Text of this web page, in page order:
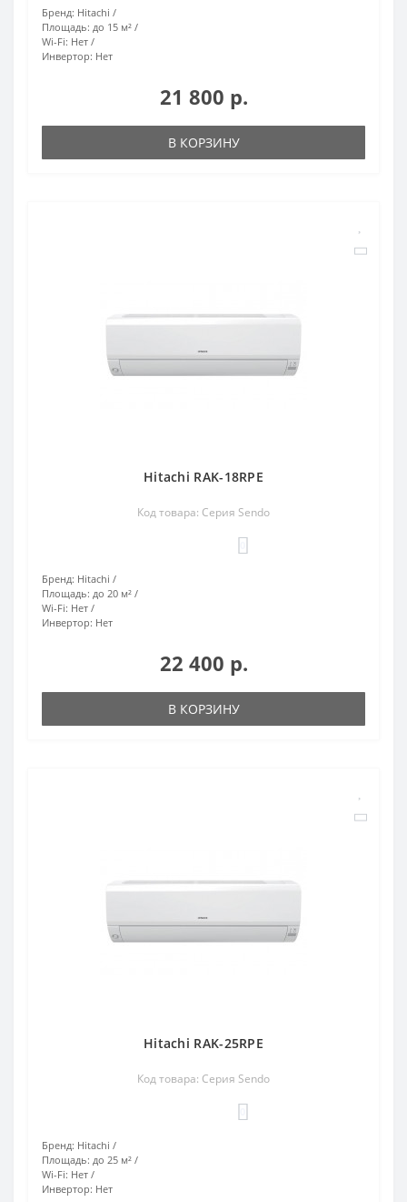
Бренд: Hitachi
Площадь: до 15 м²
Wi-Fi: Нет
Инвертор: Нет
21 800 р.
В КОРЗИНУ
Hitachi RAK-18RPE
Код товара: Серия Sendo
Бренд: Hitachi
Площадь: до 20 м²
Wi-Fi: Нет
Инвертор: Нет
22 400 р.
В КОРЗИНУ
Hitachi RAK-25RPE
Код товара: Серия Sendo
Бренд: Hitachi
Площадь: до 25 м²
Wi-Fi: Нет
Инвертор: Нет